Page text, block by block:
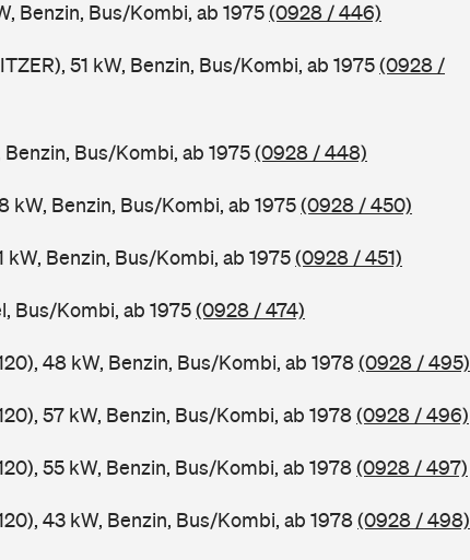
Benzin, Bus/Kombi, ab 1975(0928 / 446)
51 kW, Benzin, Bus/Kombi, ab 1975(0928 /
Benzin, Bus/Kombi, ab 1975(0928 / 448)
kW, Benzin, Bus/Kombi, ab 1975(0928 / 450)
kW, Benzin, Bus/Kombi, ab 1975(0928 / 451)
Bus/Kombi, ab 1975(0928 / 474)
48 kW, Benzin, Bus/Kombi, ab 1978(0928 / 495)
57 kW, Benzin, Bus/Kombi, ab 1978(0928 / 496)
55 kW, Benzin, Bus/Kombi, ab 1978(0928 / 497)
43 kW, Benzin, Bus/Kombi, ab 1978(0928 / 498)